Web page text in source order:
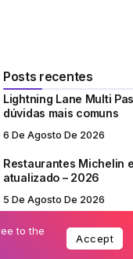
Posts recentes
Lightning Lane Multi
dúvidas mais comuns
6 De Agosto De 2026
Restaurantes Michelin
atualizado – 2026
5 De Agosto De 2026
to the
Accept